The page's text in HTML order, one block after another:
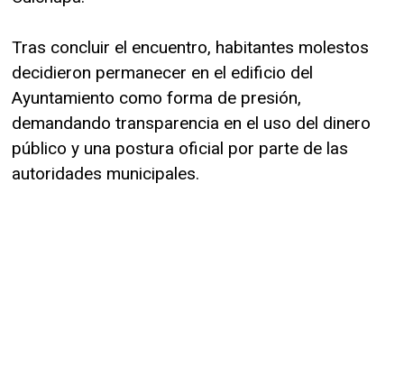
Tras concluir el encuentro, habitantes molestos
decidieron permanecer en el edificio del
Ayuntamiento como forma de presión,
demandando transparencia en el uso del dinero
público y una postura oficial por parte de las
autoridades municipales.